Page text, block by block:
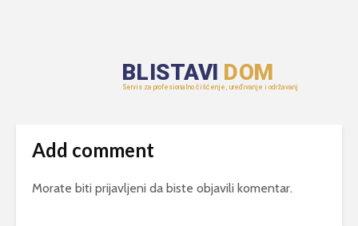
Add comment
Morate biti prijavljeni da biste objavili komentar.